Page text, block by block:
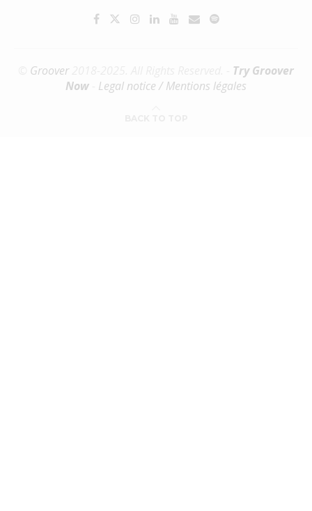
Groover2018-2025. All Rights Reserved. - Try Groover
Now
Legal notice / Mentions légales